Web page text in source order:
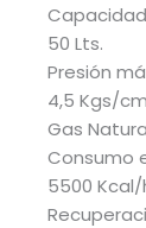
Capacidad
50 Lts.
Presión
4,5 Kgs/
Gas
Consumo
5500 Kcal/